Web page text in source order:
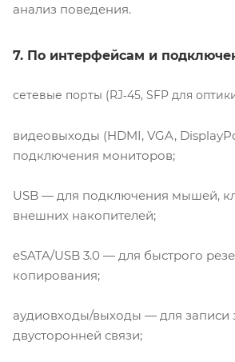
анализ поведения.
7. По интерфейсам и
сетевые порты (RJ‑45, SFP для
видеовыходы (HDMI, VGA,
подключения мониторов;
USB — для подключения мышей,
внешних накопителей;
eSATA/USB 3.0 — для быстрого
копирования;
аудиовходы/выходы — для записи
двусторонней связи;